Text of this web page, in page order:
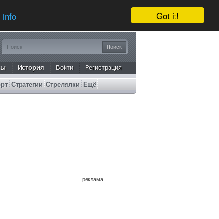
Got it!
info
История Войти Регистрация
Стратегии Стрелялки Ещё
реклама